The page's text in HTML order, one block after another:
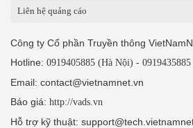
Liên hệ quảng cáo
Công ty Cổ phần Truyền thông
Hotline: 0919405885 (Hà Nội) -
Email: contact@vietnamnet.vn
Báo giá: http://vads.vn
Hỗ trợ kỹ thuật: